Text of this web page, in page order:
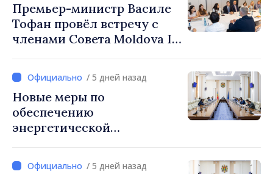
Премьер-министр Василе
Тофан провёл встречу с
членами Совета Moldova IT
будет союзником IT-
индустрии» / 5 дней назад
Новые меры по
обеспечению
энергетической
водных ресурсов
/ 5 дней назад